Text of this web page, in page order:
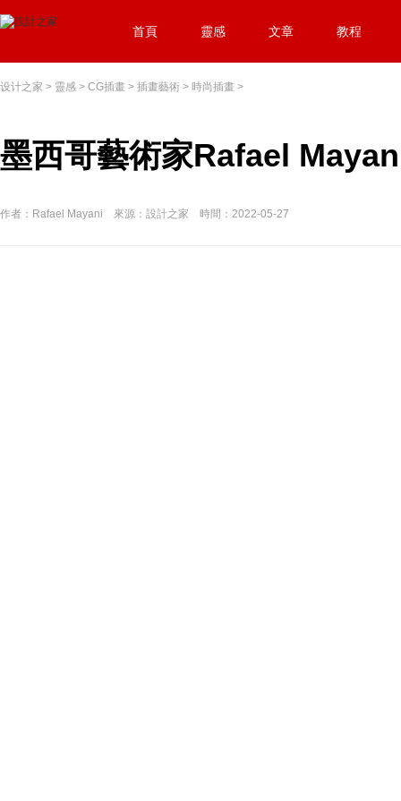
首頁 靈感 文章 教程
设计之家 > 靈感 > CG插畫 > 插畫藝術 > 時尚插畫 >
墨西哥藝術家Rafael
作者：Rafael Mayani 來源：設計之家 時間：2022-05-27